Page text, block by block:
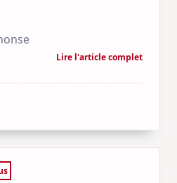
Lire l'article complet